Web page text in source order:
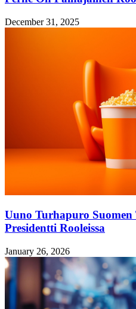
December 31, 2025
Uuno Turhapuro Suomen
Presidentti Rooleissa
January 26, 2026